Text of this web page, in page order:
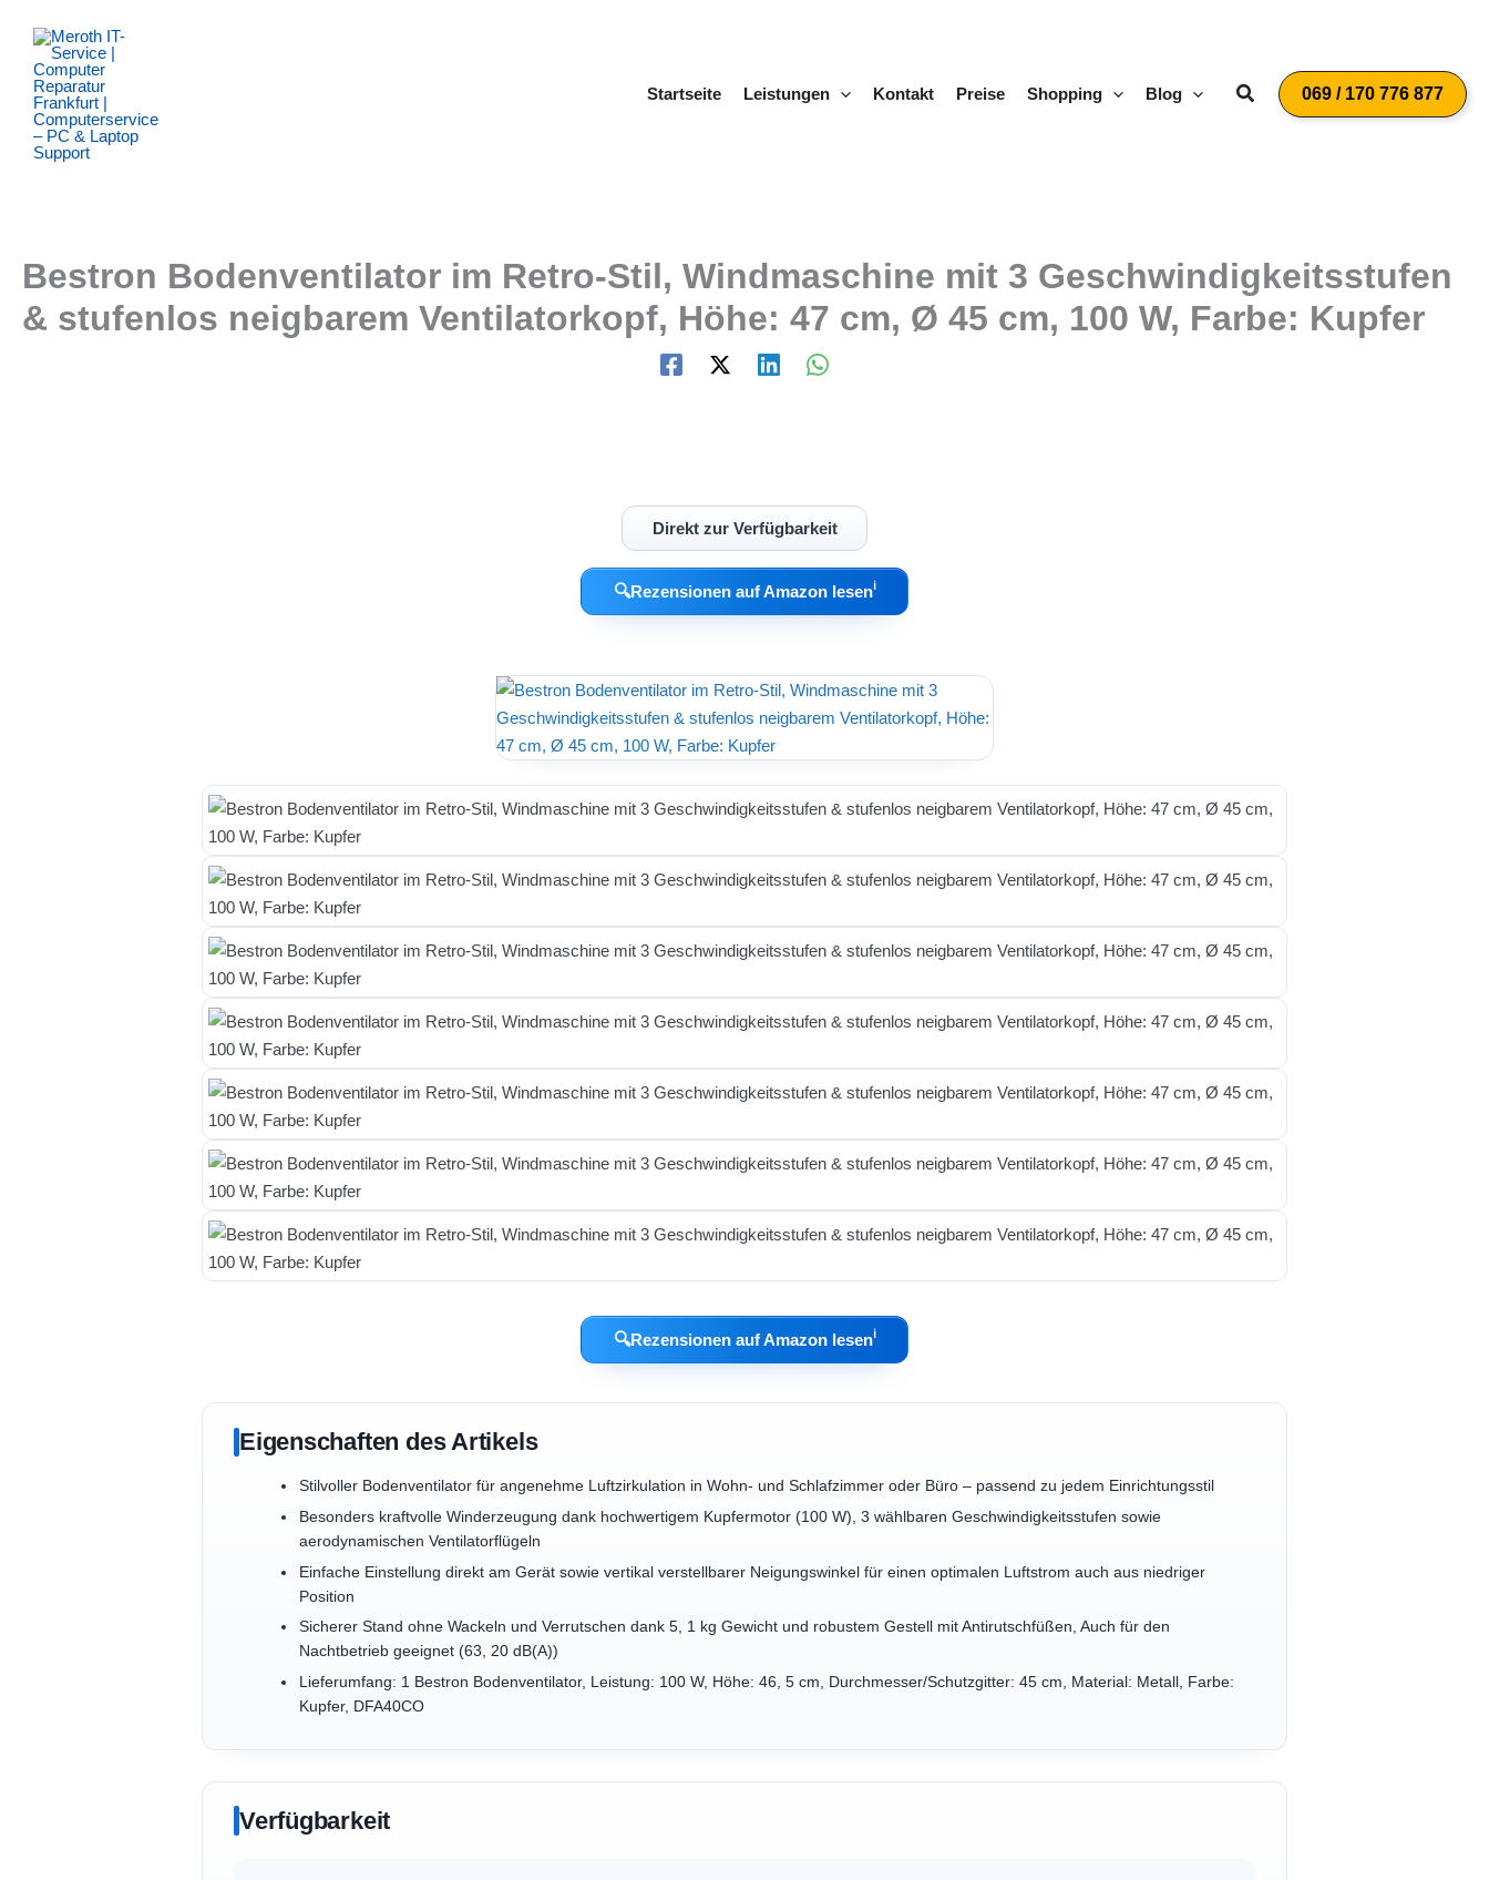
Inhalt
springen
Startseite
Leistungen Kontakt Preise Shopping Blog Suchen069 / 170 776 877
Bestron Bodenventilator im Retro-Stil, Windmaschine mit 3 Geschwindigkeitsstufen
& stufenlos neigbarem Ventilatorkopf, Höhe: 47 cm, Ø 45 cm, 100 W, Farbe: Kupfer
Direkt zur Verfügbarkeit
🔍Rezensionen auf Amazon lesenℹ︎
🔍Rezensionen auf Amazon lesenℹ︎
Eigenschaften des Artikels
Stilvoller Bodenventilator für angenehme Luftzirkulation in Wohn- und Schlafzimmer oder Büro – passend zu jedem Einrichtungsstil
Besonders kraftvolle Winderzeugung dank hochwertigem Kupfermotor (100 W), 3 wählbaren Geschwindigkeitsstufen sowie
aerodynamischen Ventilatorflügeln
Einfache Einstellung direkt am Gerät sowie vertikal verstellbarer Neigungswinkel für einen optimalen Luftstrom auch aus niedriger
Position
Sicherer Stand ohne Wackeln und Verrutschen dank 5, 1 kg Gewicht und robustem Gestell mit Antirutschfüßen, Auch für den
Nachtbetrieb geeignet (63, 20 dB(A))
Lieferumfang: 1 Bestron Bodenventilator, Leistung: 100 W, Höhe: 46, 5 cm, Durchmesser/Schutzgitter: 45 cm, Material: Metall, Farbe:
Kupfer, DFA40CO
Verfügbarkeit